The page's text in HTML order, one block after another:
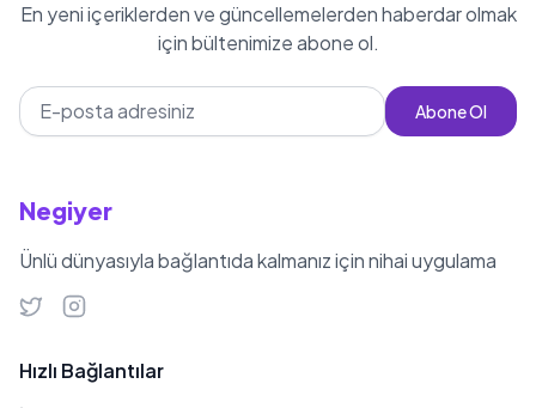
En yeni içeriklerden ve güncellemelerden haberdar olmak
için bültenimize abone ol.
Abone Ol
Negiyer
Ünlü dünyasıyla bağlantıda kalmanız için nihai uygulama
Hızlı Bağlantılar